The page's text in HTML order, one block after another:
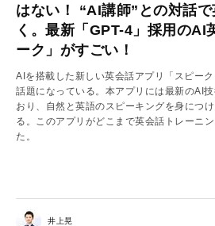
はない！ “AI講師”との対話
く。最新「GPT-4」採用のAI
ーク」がすごい！
AIを搭載した新しい英会話アプリ「スピー
話題になっている。本アプリには最新のAI
おり、自然と英語のスピーキングを身につ
る。このアプリがどこまで英会話トレーニ
た。
井上晃